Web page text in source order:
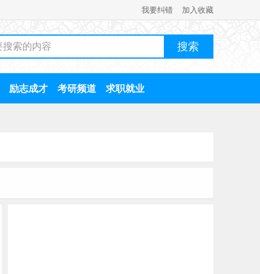
我要纠错 加入收藏
励志成才 考研频道 求职就业